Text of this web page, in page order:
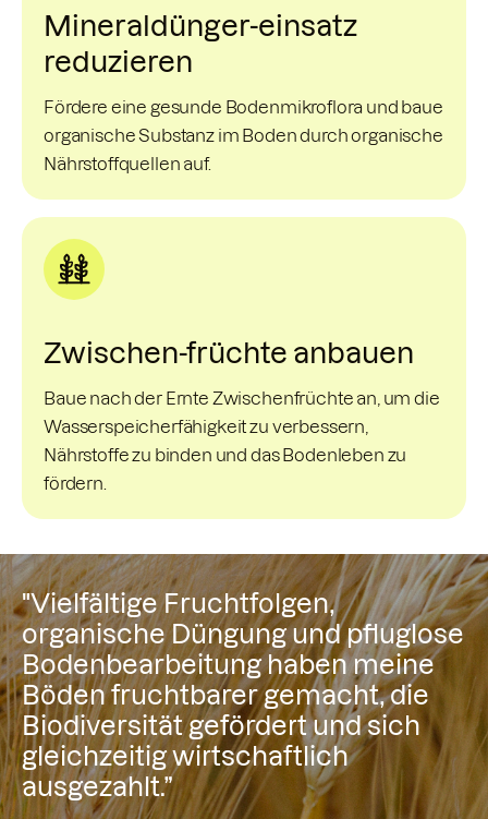
Mineraldünger-einsatz
reduzieren
Fördere eine gesunde Bodenmikroflora und baue
organische Substanz im Boden durch organische
Nährstoffquellen auf.
Zwischen-früchte anbauen
Baue nach der Ernte Zwischenfrüchte an, um die
Wasserspeicherfähigkeit zu verbessern,
Nährstoffe zu binden und das Bodenleben zu
fördern.
"Vielfältige Fruchtfolgen,
organische Düngung und pfluglose
Bodenbearbeitung haben meine
Böden fruchtbarer gemacht, die
Biodiversität gefördert und sich
gleichzeitig wirtschaftlich
ausgezahlt.”